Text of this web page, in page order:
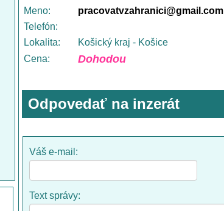
Meno:
pracovatvzahranici@gmail.com
Telefón:
Lokalita:
Košický kraj - Košice
Cena:
Dohodou
Odpovedať na inzerát
Váš e-mail:
Text správy: